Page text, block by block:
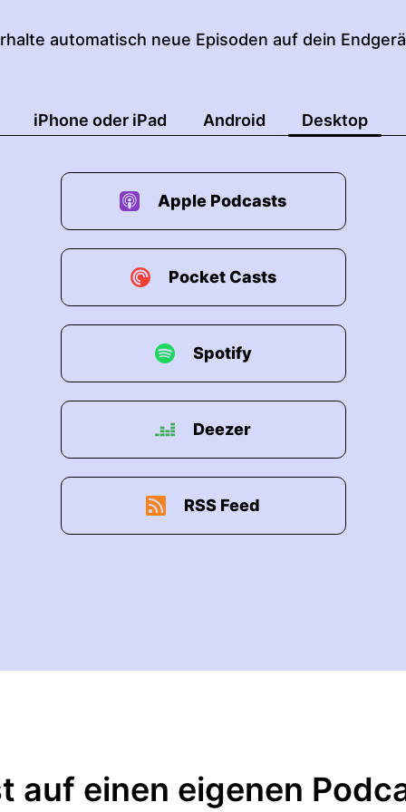
automatisch neue Episoden auf dein
iPhone oder iPad Android Desktop
Apple Podcasts
Pocket Casts
Spotify
Deezer
RSS Feed
auf einen eigenen